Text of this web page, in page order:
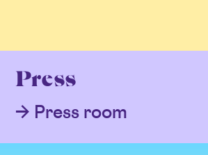
Press
Press room